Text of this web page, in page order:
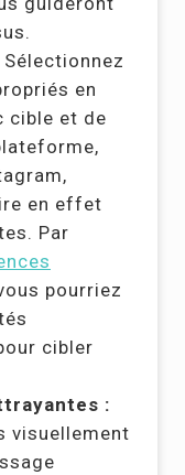
Sélectionnez
en
cible et de
en effet
Par
pourriez
cibler
:
visuellement